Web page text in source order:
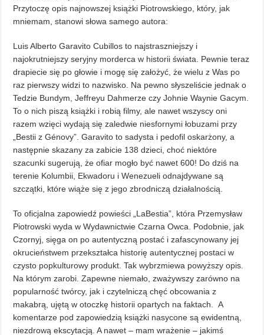
Przytoczę opis najnowszej książki Piotrowskiego, który, jak
mniemam, stanowi słowa samego autora:
Luis Alberto Garavito Cubillos to najstraszniejszy i
najokrutniejszy seryjny morderca w historii świata. Pewnie teraz
drapiecie się po głowie i mogę się założyć, że wielu z Was po
raz pierwszy widzi to nazwisko. Na pewno słyszeliście jednak o
Tedzie Bundym, Jeffreyu Dahmerze czy Johnie Waynie Gacym.
To o nich piszą książki i robią filmy, ale nawet wszyscy oni
razem wzięci wydają się zaledwie niesfornymi łobuzami przy
„Bestii z Génovy”. Garavito to sadysta i pedofil oskarżony, a
następnie skazany za zabicie 138 dzieci, choć niektóre
szacunki sugerują, że ofiar mogło być nawet 600! Do dziś na
terenie Kolumbii, Ekwadoru i Wenezueli odnajdywane są
szczątki, które wiąże się z jego zbrodniczą działalnością.
To oficjalna zapowiedź powieści „LaBestia”, która Przemysław
Piotrowski wyda w Wydawnictwie Czarna Owca. Podobnie, jak
Czornyj, sięga on po autentyczną postać i zafascynowany jej
okrucieństwem przekształca historię autentycznej postaci w
czysto popkulturowy produkt. Tak wybrzmiewa powyższy opis.
Na którym zarobi. Zapewne niemało, zważywszy zarówno na
popularność twórcy, jak i czytelniczą chęć obcowania z
makabrą, ujętą w otoczkę historii opartych na faktach. A
komentarze pod zapowiedzią książki nasycone są ewidentną,
niezdrową ekscytacją. A nawet – mam wrażenie – jakimś